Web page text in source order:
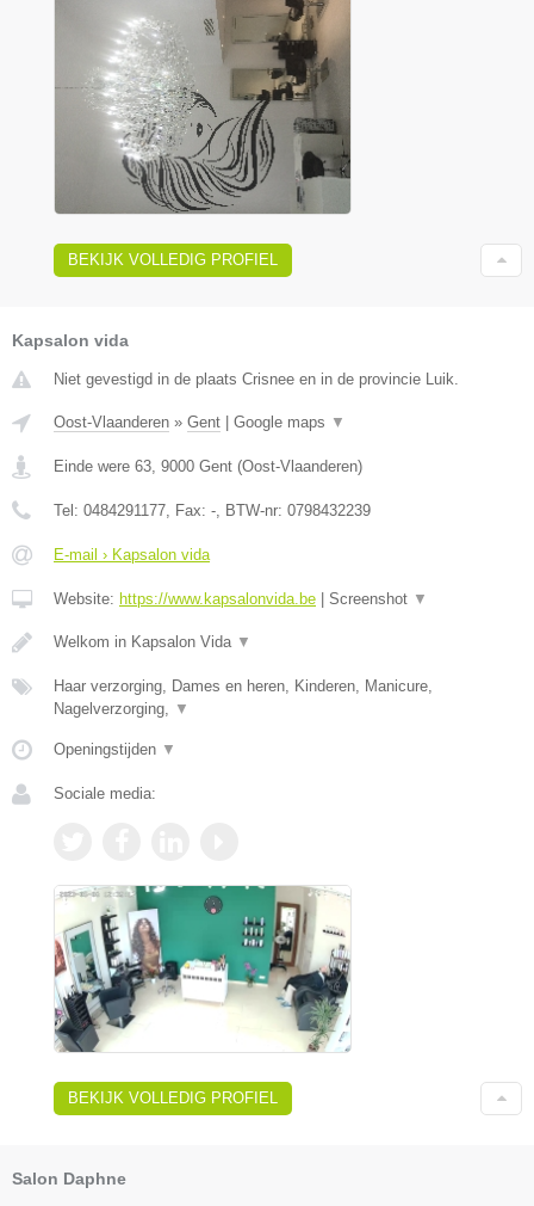
BEKIJK VOLLEDIG PROFIEL
Kapsalon vida
Niet gevestigd in de plaats Crisnee en in de provincie Luik.
Oost-Vlaanderen » Gent Google maps ▼
Einde were 63, 9000 Gent (Oost-Vlaanderen)
Tel: 0484291177, Fax: -, BTW-nr: 0798432239
E-mail › Kapsalon vida
Website: https://www.kapsalonvida.be Screenshot ▼
Welkom in Kapsalon Vida ▼
Haar verzorging, Dames en heren, Kinderen, Manicure,
Nagelverzorging, ▼
Openingstijden ▼
Sociale media:
BEKIJK VOLLEDIG PROFIEL
Salon Daphne